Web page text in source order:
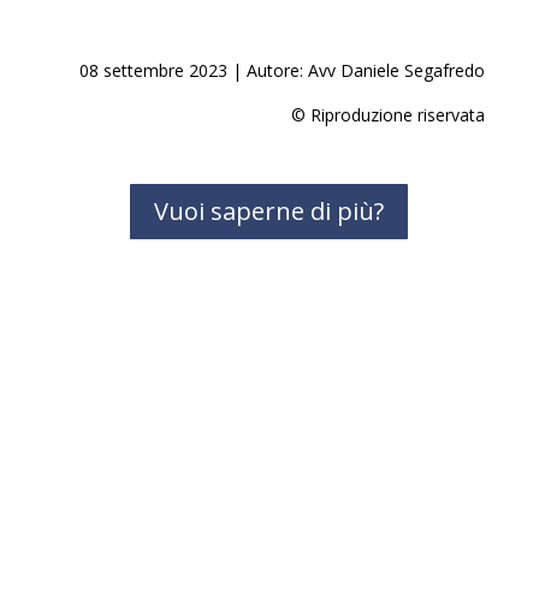
08 settembre 2023 | Autore: Avv Daniele Segafredo
© Riproduzione riservata
Vuoi saperne di più?